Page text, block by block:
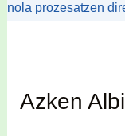
nola prozesatzen
Azken